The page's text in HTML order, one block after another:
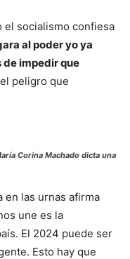
el socialismo confiesa
al poder yo ya
impedir que
peligro que
Corina Machado dicta una
en las urnas afirma
une es la
El 2024 puede ser
Esto hay que